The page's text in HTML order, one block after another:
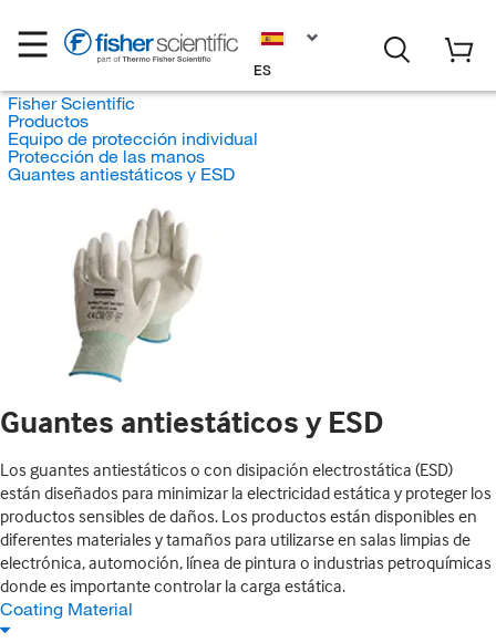
ES
Fisher Scientific
Productos
Equipo de protección individual
Protección de las manos
Guantes antiestáticos y ESD
Guantes antiestáticos y ESD
Los guantes antiestáticos o con disipación electrostática (ESD)
están diseñados para minimizar la electricidad estática y proteger los
productos sensibles de daños. Los productos están disponibles en
diferentes materiales y tamaños para utilizarse en salas limpias de
electrónica, automoción, línea de pintura o industrias petroquímicas
donde es importante controlar la carga estática.
Coating Material